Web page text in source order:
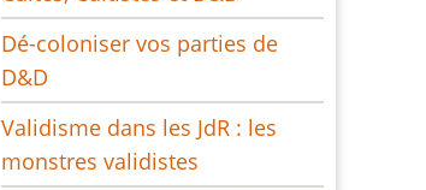
Dé-coloniser vos parties de
D&D
Validisme dans les JdR : les
monstres validistes